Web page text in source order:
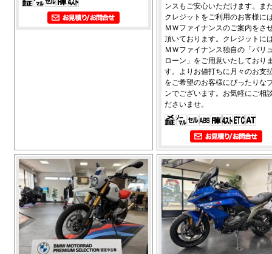
ンスもご安心いただけます。ま
クレジットをご利用のお客様に
ＭＷファイナンスのご案内をさ
頂いております。クレジットに
ＭＷファイナンス独自の「バリ
ローン」をご用意いたしており
す。よりお値打ちに月々のお支
をご希望のお客様にぴったりな
ンでございます。お気軽にご相
ださいませ。